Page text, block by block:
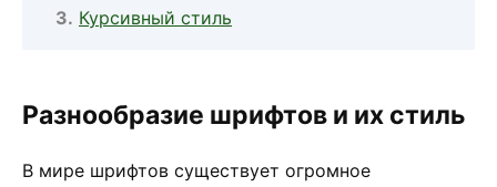
Курсивный стиль
Разнообразие шрифтов и их стиль
В мире шрифтов существует огромное